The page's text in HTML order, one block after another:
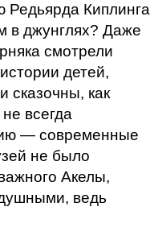
Редьярда Киплинга
в джунглях? Даже
смотрели
детей,
сказочны, как
всегда
— современные
не было
Акелы,
ведь